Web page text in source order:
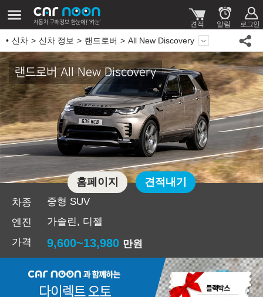
신차 신차 정보 랜드로버 All New Discovery
랜드로버 All New Discovery
차종
중형 SUV
엔진
가솔린, 디젤
가격
9,600~13,980 만원
홈페이지 견적내기